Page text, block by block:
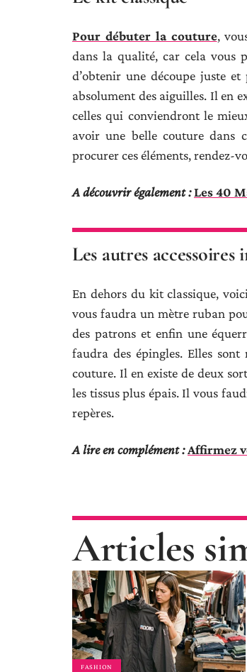
Pour débuter la couture,
dans la qualité, car cela vous
d’obtenir une découpe juste
absolument des aiguilles. Il en
celles qui conviendront le
avoir une belle couture dans
procurer ces éléments, rendez-
A découvrir également :Les 40
Les autres accessoires
En dehors du kit classique,
vous faudra un mètre ruban
des patrons et enfin une
faudra des épingles. Elles
couture. Il en existe de deux
les tissus plus épais. Il vous
repères.
A lire en complément :Affirmez
Articles
FASHION